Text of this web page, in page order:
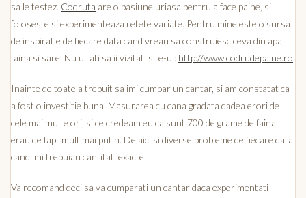
sa le testez. Codruta are o pasiune uriasa pentru a face paine, si
foloseste si experimenteaza retete variate. Pentru mine este o sursa
de inspiratie de fiecare data cand vreau sa construiesc ceva din apa,
faina si sare. Nu uitati sa ii vizitati site-ul: http://www.codrudepaine.ro
Inainte de toate a trebuit sa imi cumpar un cantar, si am constatat ca
a fost o investitie buna. Masurarea cu cana gradata dadea erori de
cele mai multe ori, si ce credeam eu ca sunt 700 de grame de faina
erau de fapt mult mai putin. De aici si diverse probleme de fiecare data
cand imi trebuiau cantitati exacte.
Va recomand deci sa va cumparati un cantar daca experimentati